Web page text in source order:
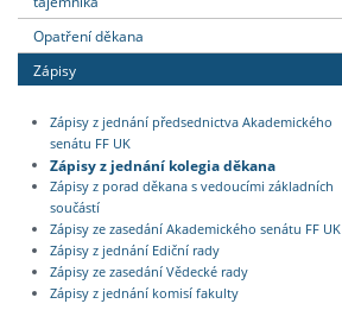
Opatření děkana
Zápisy
Zápisy z jednání předsednictva Akademického
senátu FF UK
Zápisy z jednání kolegia děkana
Zápisy z porad děkana s vedoucími základních
součástí
Zápisy ze zasedání Akademického senátu FF UK
Zápisy z jednání Ediční rady
Zápisy ze zasedání Vědecké rady
Zápisy z jednání komisí fakulty